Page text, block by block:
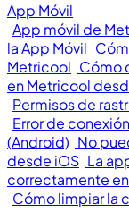
App Móvil
App móvil de
la App Móvil
Metricool Cómo
en Metricool
Permisos de
Error de
(Android) No
desde iOS La
correctamente
Cómo limpiar la